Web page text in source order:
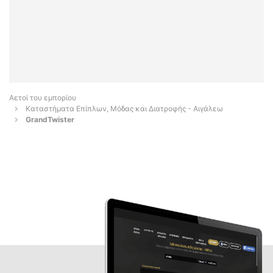
Αετοί του εμπορίου
Καταστήματα Επίπλων, Μόδας και Διατροφής - Αιγάλεω
GrandTwister